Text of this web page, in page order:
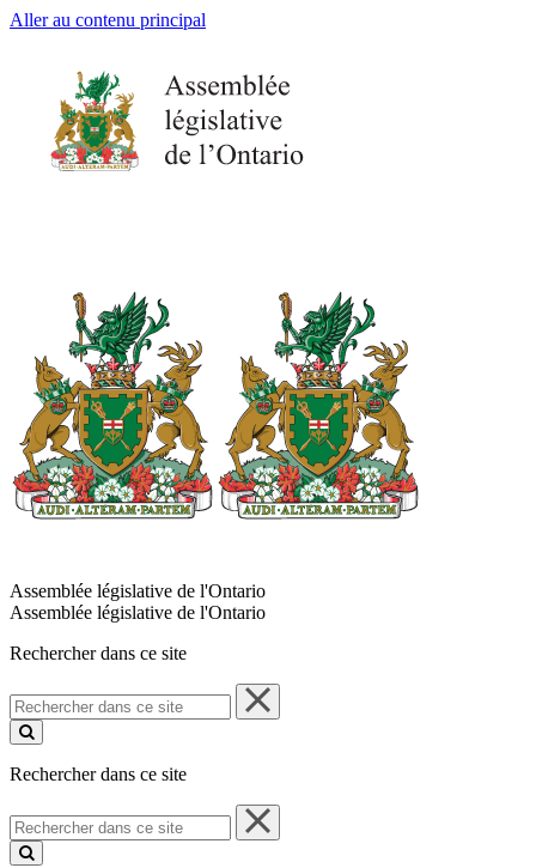
Aller au contenu principal
Assemblée législative de l'Ontario
Assemblée législative de l'Ontario
Rechercher dans ce site
Rechercher
dans
ce
Rechercher dans ce site
Rechercher
dans
ce